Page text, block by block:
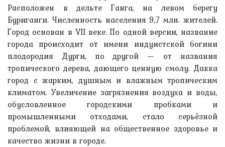
Расположен в дельте Ганга, на левом берегу
Буриганги. Численность населения 9,7 млн. жителей.
Город основан в VII веке. По одной версии, название
города происходит от имени индуистской богини
плодородия Дурги, по другой — от названия
тропического дерева, дающего ценную смолу. Дакка
город с жарким, душным и влажным тропическим
климатом. Увеличение загрязнения воздуха и воды,
обусловленное городскими пробками и
промышленными отходами, стало серьёзной
проблемой, влияющей на общественное здоровье и
качество жизни в городе.